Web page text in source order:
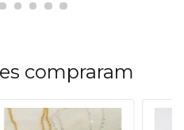
fazer reposição em
compraram